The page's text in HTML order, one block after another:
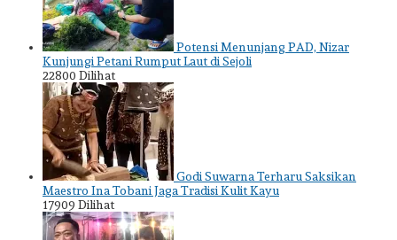
Potensi Menunjang PAD, Nizar
Kunjungi Petani Rumput Laut di Sejoli
22800 Dilihat
Godi Suwarna Terharu Saksikan
Maestro Ina Tobani Jaga Tradisi Kulit Kayu
17909 Dilihat